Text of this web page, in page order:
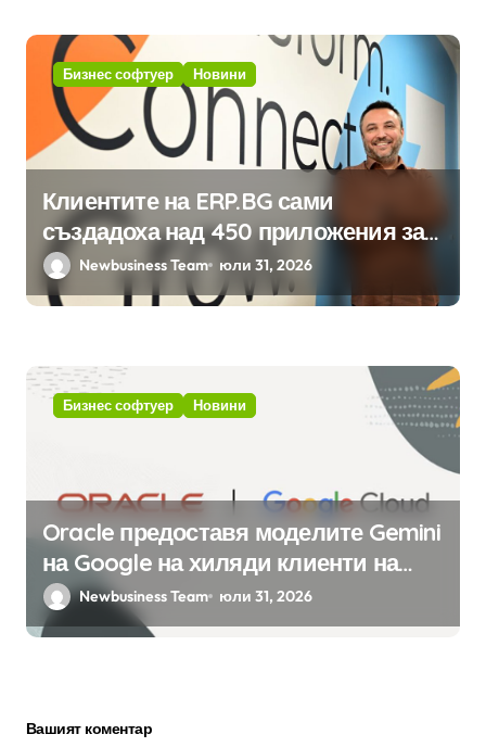
Бизнес софтуер Новини
Клиентите на ERP.BG сами
създадоха над 450 приложения за
ERP системата с помощта на
вградения в нея изкуствен
Newbusiness Team юли 31, 2026
Бизнес софтуер Новини
Oracle предоставя моделите Gemini
на Google на хиляди клиенти на
бизнес приложения
Newbusiness Team юли 31, 2026
Вашият коментар